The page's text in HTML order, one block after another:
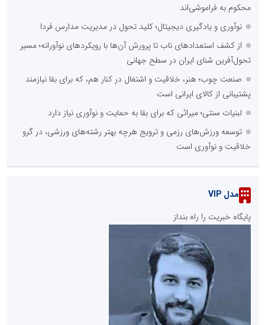
محکوم به فراموشی‌اند
نوآوری و یادگیری دیجیتال؛ کلید تحول در مدیریت مدارس فردا
از کشف استعدادهای ناب تا پرورش آن‌ها با رویکردهای نوآورانه؛ مسیر
تحول‌آفرین شنای ایران در سطح جهانی
صنعت چوب؛ هنر، خلاقیت و اشتغال در کنار هم، که برای بقا نیازمند
پشتیبانی از کالای ایرانی است
لبنیات سنتی؛ میراثی که برای بقا به حمایت و نوآوری نیاز دارد
توسعه ورزش‌های رزمی و ترویج هرچه بهتر رشته‌های ورزشی، در گرو
خلاقیت و نوآوری است
مدل VIP
پایگاه خبریت را راه بنداز